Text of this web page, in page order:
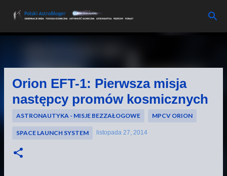
Przejdź do głównej zawartości
Orion EFT-1: Pierwsza misja
następcy promów kosmicznych
ASTRONAUTYKA - MISJE BEZZAŁOGOWE MPCV ORION
SPACE LAUNCH SYSTEM listopada 27, 2014